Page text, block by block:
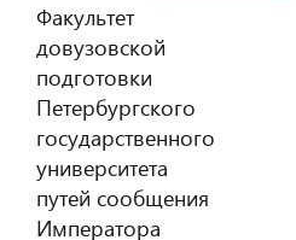
Факультет
довузовской
подготовки
Петербургского
государственного
университета
путей сообщения
Императора